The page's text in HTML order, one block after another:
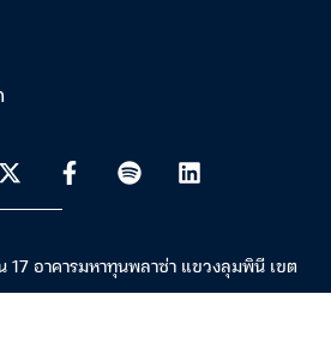
อาคารมหาทุนพลาซ่า แขวงลุมพินี เขต